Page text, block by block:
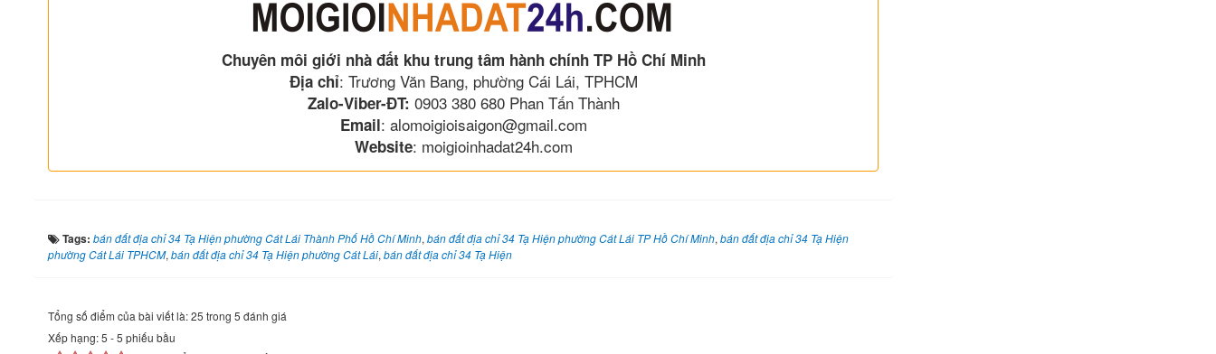
Chuyên môi giới nhà đất khu trung tâm hành chính TP Hồ Chí Minh
Địa chỉ: Trương Văn Bang, phường Cái Lái, TPHCM
Zalo-Viber-ĐT: 0903 380 680 Phan Tấn Thành
Email: alomoigioisaigon@gmail.com
Website: moigioinhadat24h.com
Tags: bán đất địa chỉ 34 Tạ Hiện phường Cát Lái Thành Phố Hồ Chí Minh, bán đất địa chỉ 34 Tạ Hiện phường Cát Lái TP Hồ Chí Minh, bán đất địa chỉ 34 Tạ Hiện
phường Cát Lái TPHCM, bán đất địa chỉ 34 Tạ Hiện phường Cát Lái, bán đất địa chỉ 34 Tạ Hiện
Tổng số điểm của bài viết là: 25 trong 5 đánh giá
Xếp hạng:5 -5 phiếu bầu